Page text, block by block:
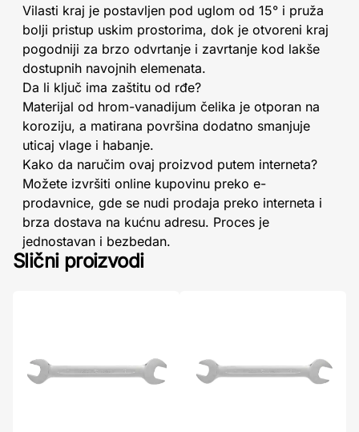
Vilasti kraj je postavljen pod uglom od 15° i pruža
bolji pristup uskim prostorima, dok je otvoreni kraj
pogodniji za brzo odvrtanje i zavrtanje kod lakše
dostupnih navojnih elemenata.
Da li ključ ima zaštitu od rđe?
Materijal od hrom-vanadijum čelika je otporan na
koroziju, a matirana površina dodatno smanjuje
uticaj vlage i habanje.
Kako da naručim ovaj proizvod putem interneta?
Možete izvršiti online kupovinu preko e-
prodavnice, gde se nudi prodaja preko interneta i
brza dostava na kućnu adresu. Proces je
jednostavan i bezbedan.
Slični proizvodi